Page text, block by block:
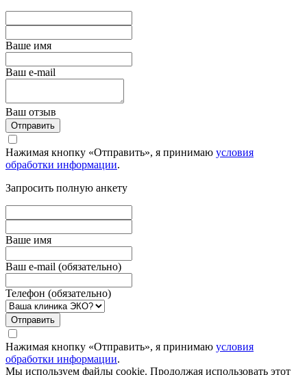
Вашe имя
Ваш e-mail
Ваш отзыв
Отправить
Нажимая кнопку «Отправить», я принимаю условия
обработки информации.
Запросить полную анкету
Вашe имя
Ваш e-mail (обязательно)
Телефон (обязательно)
Отправить
Нажимая кнопку «Отправить», я принимаю условия
обработки информации.
Мы используем файлы cookie. Продолжая использовать этот